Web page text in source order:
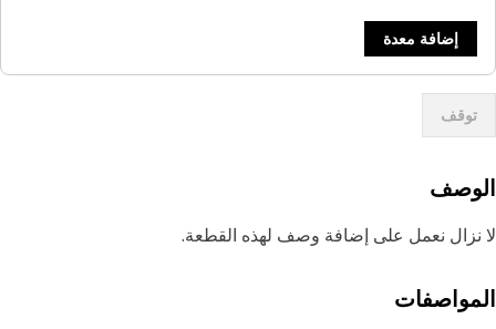
إضافة معدة
توقف
نزال نعمل على إضافة وصف لهذه القطعة.